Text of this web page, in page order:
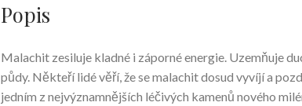
Popis
Malachit zesiluje kladné i záporné energie. Uzemňuje
půdy. Někteří lidé věří, že se malachit dosud vyvíjí a
jedním z nejvýznamnějších léčivých kamenů nového